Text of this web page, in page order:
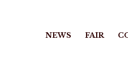
NEWS FAIR